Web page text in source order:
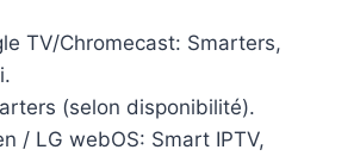
TV/Chromecast: Smarters,
(selon disponibilité).
/ LG webOS: Smart IPTV,